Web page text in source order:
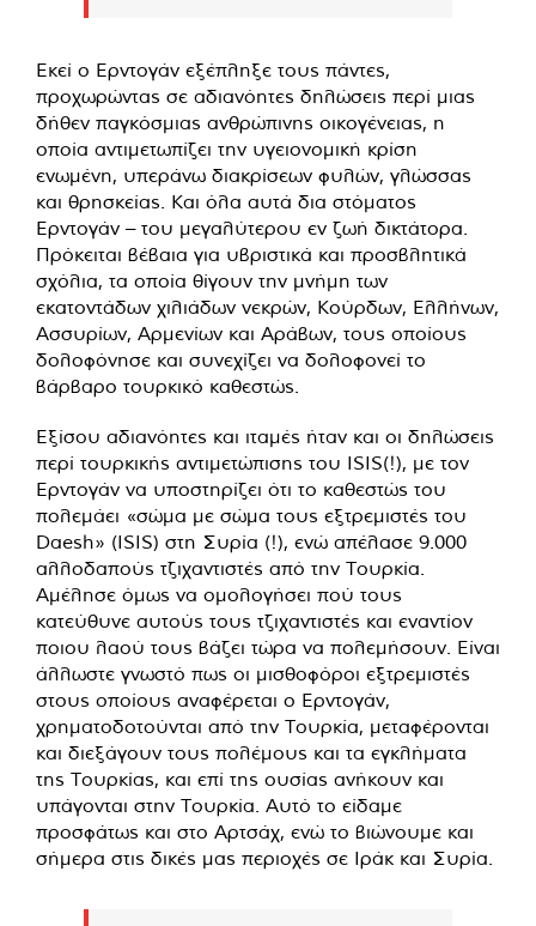
Εκεί ο Ερντογάν εξέπληξε τους πάντες,
προχωρώντας σε αδιανόητες δηλώσεις περί μιας
δήθεν παγκόσμιας ανθρώπινης οικογένειας, η
οποία αντιμετωπίζει την υγειονομική κρίση
ενωμένη, υπεράνω διακρίσεων φυλών, γλώσσας
και θρησκείας. Και όλα αυτά δια στόματος
Ερντογάν – του μεγαλύτερου εν ζωή δικτάτορα.
Πρόκειται βέβαια για υβριστικά και προσβλητικά
σχόλια, τα οποία θίγουν την μνήμη των
εκατοντάδων χιλιάδων νεκρών, Κούρδων, Ελλήνων,
Ασσυρίων, Αρμενίων και Αράβων, τους οποίους
δολοφόνησε και συνεχίζει να δολοφονεί το
βάρβαρο τουρκικό καθεστώς.
Εξίσου αδιανόητες και ιταμές ήταν και οι δηλώσεις
περί τουρκικής αντιμετώπισης του ISIS(!), με τον
Ερντογάν να υποστηρίζει ότι το καθεστώς του
πολεμάει «σώμα με σώμα τους εξτρεμιστές του
Daesh» (ISIS) στη Συρία (!), ενώ απέλασε 9.000
αλλοδαπούς τζιχαντιστές από την Τουρκία.
Αμέλησε όμως να ομολογήσει πού τους
κατεύθυνε αυτούς τους τζιχαντιστές και εναντίον
ποιου λαού τους βάζει τώρα να πολεμήσουν. Είναι
άλλωστε γνωστό πως οι μισθοφόροι εξτρεμιστές
στους οποίους αναφέρεται ο Ερντογάν,
χρηματοδοτούνται από την Τουρκία, μεταφέρονται
και διεξάγουν τους πολέμους και τα εγκλήματα
της Τουρκίας, και επί της ουσίας ανήκουν και
υπάγονται στην Τουρκία. Αυτό το είδαμε
προσφάτως και στο Αρτσάχ, ενώ το βιώνουμε και
σήμερα στις δικές μας περιοχές σε Ιράκ και Συρία.